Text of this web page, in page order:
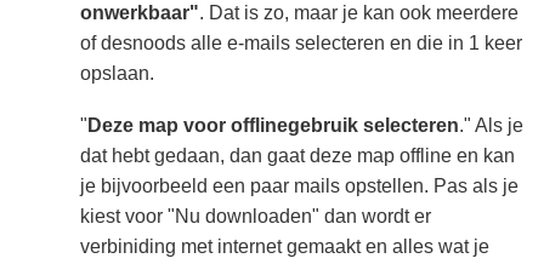
onwerkbaar". Dat is zo, maar je kan ook meerdere
of desnoods alle e-mails selecteren en die in 1 keer
opslaan.
" Deze map voor offlinegebruik selecteren." Als je
dat hebt gedaan, dan gaat deze map offline en kan
je bijvoorbeeld een paar mails opstellen. Pas als je
kiest voor "Nu downloaden" dan wordt er
verbiniding met internet gemaakt en alles wat je